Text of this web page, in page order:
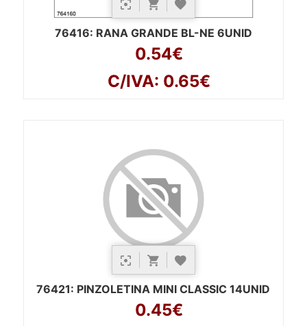
76416: RANA GRANDE BL-NE 6UNID
0.54€
C/IVA: 0.65€
76421: PINZOLETINA MINI CLASSIC 14UNID
0.45€